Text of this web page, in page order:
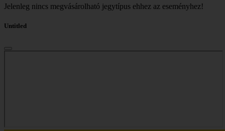
Jelenleg nincs megvásárolható jegytípus ehhez az eseményhez!
Untitled